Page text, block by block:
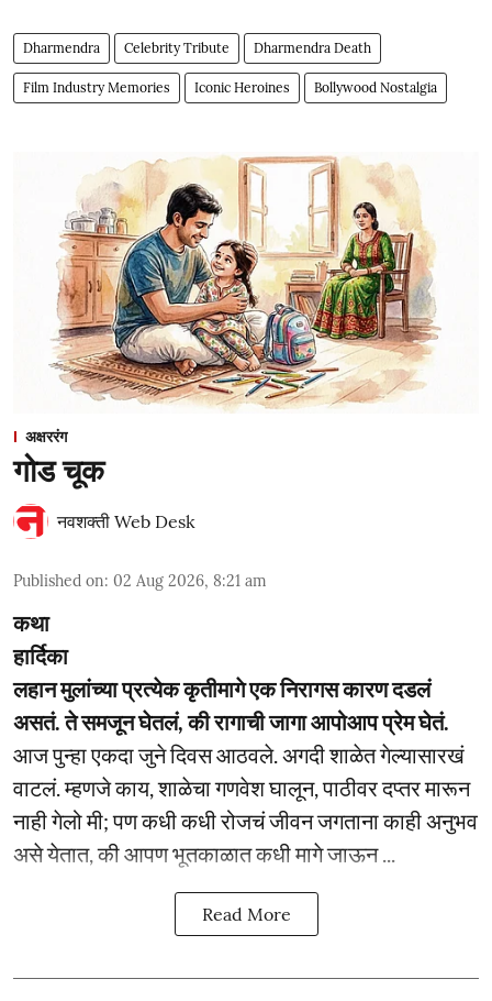
Dharmendra Celebrity Tribute Dharmendra Death
Film Industry Memories Iconic Heroines Bollywood Nostalgia
अक्षररंग
गोड चूक
नवशक्ती Web Desk
Published on: 02 Aug 2026, 8:21 am
कथा
हार्दिका
लहान मुलांच्या प्रत्येक कृतीमागे एक निरागस कारण दडलं
असतं. ते समजून घेतलं, की रागाची जागा आपोआप प्रेम घेतं.
आज पुन्हा एकदा जुने दिवस आठवले. अगदी शाळेत गेल्यासारखं
वाटलं. म्हणजे काय, शाळेचा गणवेश घालून, पाठीवर दप्तर मारून
नाही गेलो मी; पण कधी कधी रोजचं जीवन जगताना काही अनुभव
असे येतात, की आपण भूतकाळात कधी मागे जाऊन ...
Read More